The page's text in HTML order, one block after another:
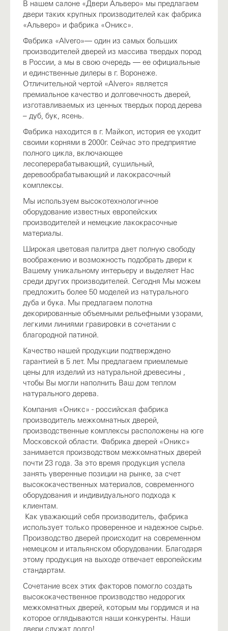
В нашем салоне «Двери Альверо» мы предлагаем
двери таких крупных производителей как фабрика
«Альверо» и фабрика «Оникс».
Фабрика «Alvero»— один из самых больших
производителей дверей из массива твердых пород
в России, а мы в свою очередь — ее официальные
и единственные дилеры в г. Воронеже.
Отличительной чертой «Alvero» является
премиальное качество и долговечность дверей,
изготавливаемых из ценных твердых пород дерева
– дуб, бук, ясень.
Фабрика находится в г. Майкоп, история ее уходит
своими корнями в 2000г. Сейчас это предприятие
полного цикла, включающее
лесоперерабатывающий, сушильный,
деревообрабатывающий и лакокрасочный
комплексы.
Мы используем высокотехнологичное
оборудование известных европейских
производителей и немецкие лакокрасочные
материалы.
Широкая цветовая палитра дает полную свободу
воображению и возможность подобрать двери к
Вашему уникальному интерьеру и выделяет Нас
среди других производителей. Сегодня Мы можем
предложить более 50 моделей из натурального
дуба и бука. Мы предлагаем полотна
декорированные объемными рельефными узорами,
легкими линиями гравировки в сочетании с
благородной патиной.
Качество нашей продукции подтверждено
гарантией в 5 лет. Мы предлагаем приемлемые
цены для изделий из натуральной древесины ,
чтобы Вы могли наполнить Ваш дом теплом
натурального дерева.
Компания «Оникс» - российская фабрика
производитель межкомнатных дверей,
производственные комплексы расположены на юге
Московской области. Фабрика дверей «Оникс»
занимается производством межкомнатных дверей
почти 23 года. За это время продукция успела
занять уверенные позиции на рынке, за счет
высококачественных материалов, современного
оборудования и индивидуального подхода к
клиентам.
Как уважающий себя производитель, фабрика
использует только проверенное и надежное сырье.
Производство дверей происходит на современном
немецком и итальянском оборудовании. Благодаря
этому продукция на выходе отвечает европейским
стандартам.
Сочетание всех этих факторов помогло создать
высококачественное производство недорогих
межкомнатных дверей, которым мы гордимся и на
которое оглядываются наши конкуренты. Наши
двери служат долго!